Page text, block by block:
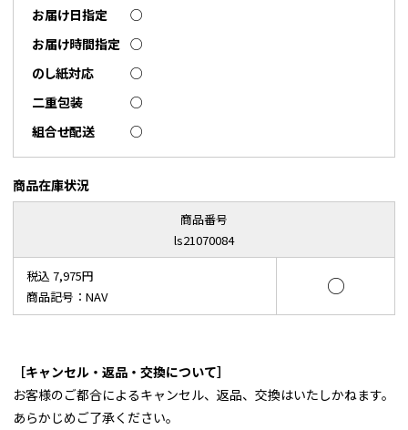
お届け日指定
○
お届け時間指定 ○
のし紙対応
○
二重包装
○
組合せ配送
○
商品在庫状況
商品番号
ls21070084
税込 7,975円
商品記号：NAV
○
［キャンセル・返品・交換について］
お客様のご都合によるキャンセル、返品、交換はいたしかねます。
あらかじめご了承ください。